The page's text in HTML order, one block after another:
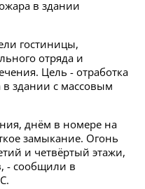
в здании
гостиницы,
отряда и
Цель - отработка
здании с массовым
днём в номере на
замыкание. Огонь
и четвёртый этажи,
- сообщили в